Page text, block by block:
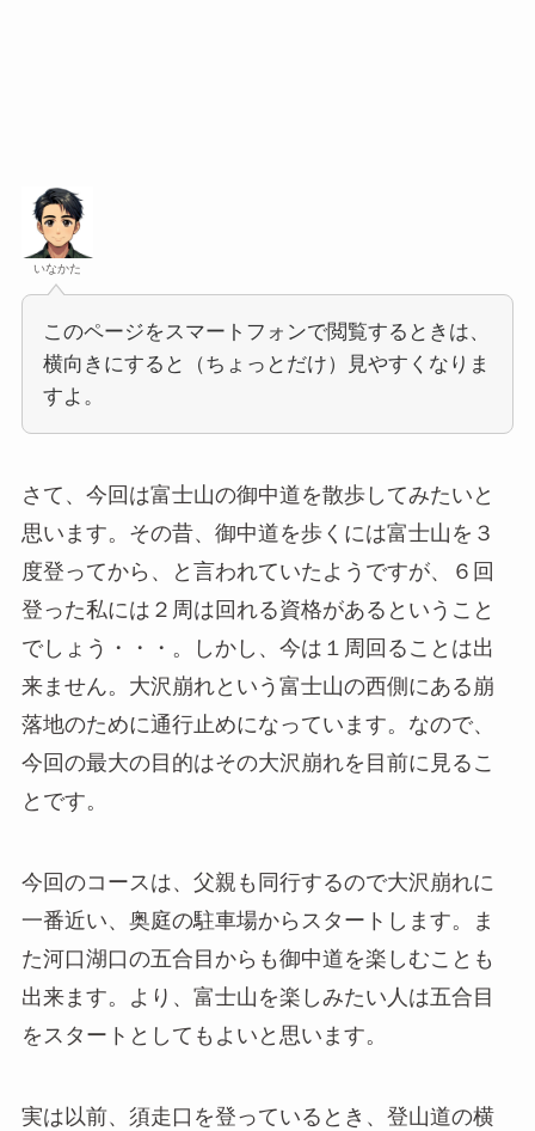
いなかた
このページをスマートフォンで閲覧するときは、
横向きにすると（ちょっとだけ）見やすくなりま
すよ。
さて、今回は富士山の御中道を散歩してみたいと
思います。その昔、御中道を歩くには富士山を３
度登ってから、と言われていたようですが、６回
登った私には２周は回れる資格があるということ
でしょう・・・。しかし、今は１周回ることは出
来ません。大沢崩れという富士山の西側にある崩
落地のために通行止めになっています。なので、
今回の最大の目的はその大沢崩れを目前に見るこ
とです。
今回のコースは、父親も同行するので大沢崩れに
一番近い、奥庭の駐車場からスタートします。ま
た河口湖口の五合目からも御中道を楽しむことも
出来ます。より、富士山を楽しみたい人は五合目
をスタートとしてもよいと思います。
実は以前、須走口を登っているとき、登山道の横